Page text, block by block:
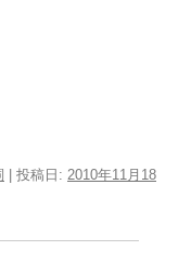
| 投稿日: 2010年11月18